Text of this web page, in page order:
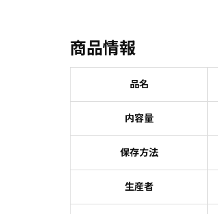
商品情報
品名
内容量
保存方法
生産者